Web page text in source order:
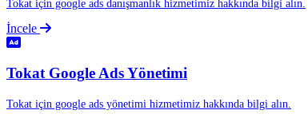
Tokat için google ads danışmanlık hizmetimiz hakkında bilgi alın.
İncele
Tokat Google Ads Yönetimi
Tokat için google ads yönetimi hizmetimiz hakkında bilgi alın.